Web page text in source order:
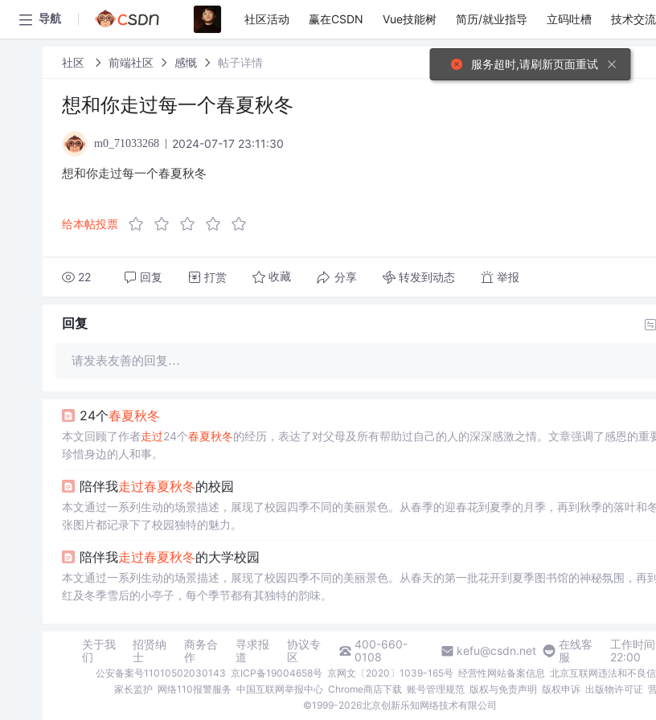
导航 社区活动 赢在CSDN Vue技能树 简历/就业指导 立码吐槽 技术交流
社区 前端社区 感慨 帖子详情
想和你走过每一个春夏秋冬
m0_71033268 2024-07-17 23:11:30
想和你走过每一个春夏秋冬
给本帖投票
22 回复 打赏 收藏 分享 转发到动态 举报
回复
请发表友善的回复…
24个春夏秋冬
本文回顾了作者走过24个春夏秋冬的经历，表达了对父母及所有帮助过自己的人的深深感激之情。文章强调了感恩的重
珍惜身边的人和事。
陪伴我走过春夏秋冬的校园
本文通过一系列生动的场景描述，展现了校园四季不同的美丽景色。从春季的迎春花到夏季的月季，再到秋季的落叶和
张图片都记录下了校园独特的魅力。
陪伴我走过春夏秋冬的大学校园
本文通过一系列生动的场景描述，展现了校园四季不同的美丽景色。从春天的第一批花开到夏季图书馆的神秘氛围，再
红及冬季雪后的小亭子，每个季节都有其独特的韵味。
关于我
们
招贤纳
士
商务合
作
寻求报
道
协议专
区
400-660-
0108
kefu@csdn.net
在线客
服
工作时
22:00
公安备案号11010502030143 京ICP备19004658号 京网文〔2020〕1039-165号 经营性网站备案信息 北京互联网违法和不良
家长监护 网络110报警服务 中国互联网举报中心 Chrome商店下载 账号管理规范 版权与免责声明 版权申诉 出版物许可证
©1999-2026北京创新乐知网络技术有限公司
服务超时,请刷新页面重试